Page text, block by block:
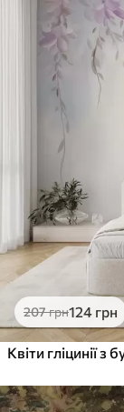
207грн124 грн